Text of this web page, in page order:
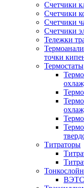
Счетчики
Счетчики
Счетчики
Счетчики
Тележки
точки
Термостаты
Титраторы